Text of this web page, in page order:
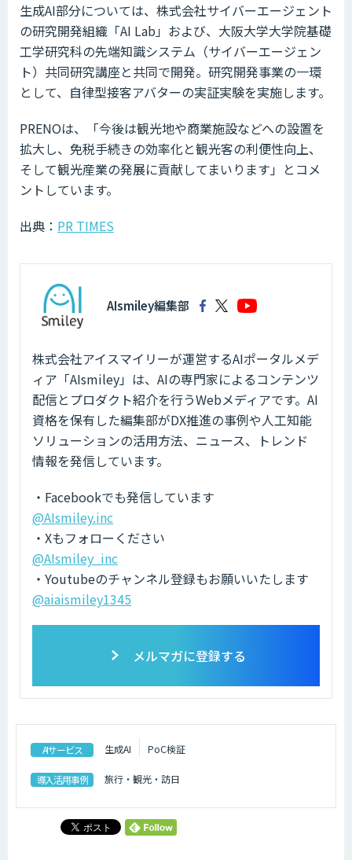
生成AI部分については、株式会社サイバーエージェント
の研究開発組織「AI Lab」および、大阪大学大学院基礎
工学研究科の先端知識システム（サイバーエージェン
ト）共同研究講座と共同で開発。研究開発事業の一環
として、自律型接客アバターの実証実験を実施します。
PRENOは、「今後は観光地や商業施設などへの設置を
拡大し、免税手続きの効率化と観光客の利便性向上、
そして観光産業の発展に貢献してまいります」とコメ
ントしています。
出典： PR TIMES
AIsmiley編集部
株式会社アイスマイリーが運営するAIポータルメデ
ィア「AIsmiley」は、AIの専門家によるコンテンツ
配信とプロダクト紹介を行うWebメディアです。AI
資格を保有した編集部がDX推進の事例や人工知能
ソリューションの活用方法、ニュース、トレンド
情報を発信しています。
・Facebookでも発信しています
@AIsmiley.inc
・Xもフォローください
@AIsmiley_inc
・Youtubeのチャンネル登録もお願いいたします
@aiaismiley1345
メルマガに登録する
AIサービス 生成AI PoC検証
導入活用事例 旅行・観光・訪日